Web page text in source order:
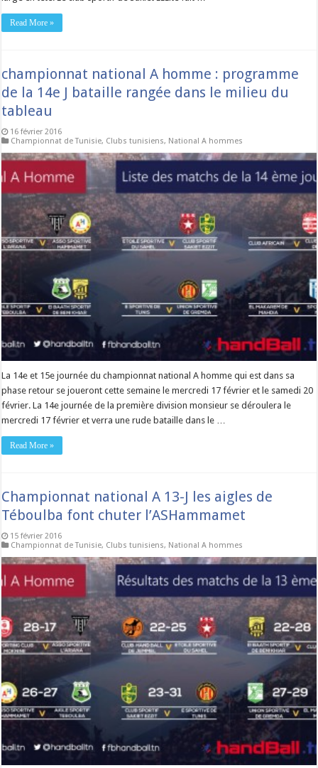
Read More »
championnat national A homme : programme
de la 14e J bataille rangée dans le milieu du
tableau
16 février 2016
Championnat de Tunisie, Clubs tunisiens, National A hommes
La 14e et 15e journée du championnat national A homme qui est dans sa
phase retour se joueront cette semaine le mercredi 17 février et le samedi 20
février. La 14e journée de la première division monsieur se déroulera le
mercredi 17 février et verra une rude bataille dans le …
Read More »
Championnat national A 13-J les aigles de
Téboulba font chuter l’ASHammamet
15 février 2016
Championnat de Tunisie, Clubs tunisiens, National A hommes